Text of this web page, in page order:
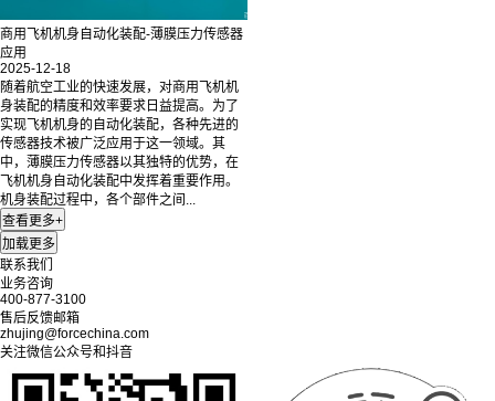
商用飞机机身自动化装配-薄膜压力传感器
应用
2025-12-18
随着航空工业的快速发展，对商用飞机机
身装配的精度和效率要求日益提高。为了
实现飞机机身的自动化装配，各种先进的
传感器技术被广泛应用于这一领域。其
中，薄膜压力传感器以其独特的优势，在
飞机机身自动化装配中发挥着重要作用。
机身装配过程中，各个部件之间...
联系我们
业务咨询
400-877-3100
售后反馈邮箱
zhujing@forcechina.com
关注微信公众号和抖音